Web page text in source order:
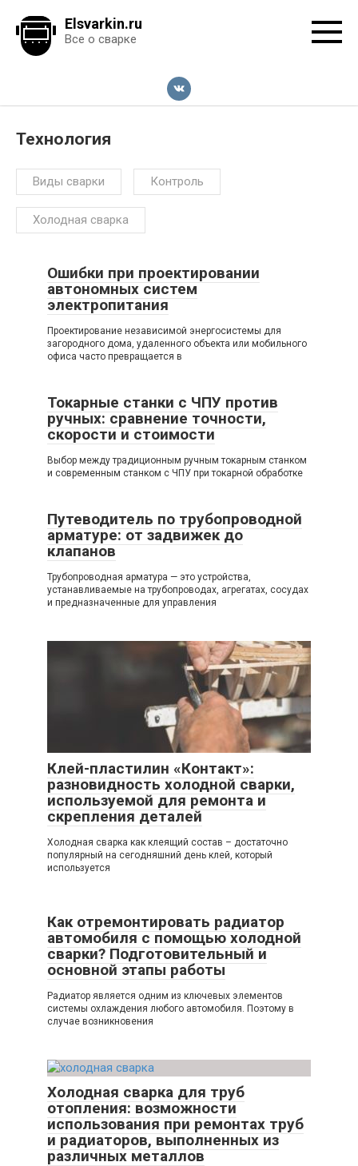
контенту
Elsvarkin.ru
Все о сварке
Технология
Виды сварки Контроль
Холодная сварка
Ошибки при проектировании
автономных систем
электропитания
Проектирование независимой энергосистемы для
загородного дома, удаленного объекта или мобильного
офиса часто превращается в
Токарные станки с ЧПУ против
ручных: сравнение точности,
скорости и стоимости
Выбор между традиционным ручным токарным станком
и современным станком с ЧПУ при токарной обработке
Путеводитель по трубопроводной
арматуре: от задвижек до
клапанов
Трубопроводная арматура — это устройства,
устанавливаемые на трубопроводах, агрегатах, сосудах
и предназначенные для управления
Клей-пластилин «Контакт»:
разновидность холодной сварки,
используемой для ремонта и
скрепления деталей
Холодная сварка как клеящий состав – достаточно
популярный на сегодняшний день клей, который
используется
Как отремонтировать радиатор
автомобиля с помощью холодной
сварки? Подготовительный и
основной этапы работы
Радиатор является одним из ключевых элементов
системы охлаждения любого автомобиля. Поэтому в
случае возникновения
Холодная сварка для труб
отопления: возможности
использования при ремонтах труб
и радиаторов, выполненных из
различных металлов